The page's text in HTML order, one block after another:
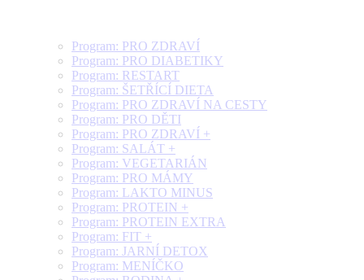
Program: PRO ZDRAVÍ
Program: PRO DIABETIKY
Program: RESTART
Program: ŠETŘÍCÍ DIETA
Program: PRO ZDRAVÍ NA CESTY
Program: PRO DĚTI
Program: PRO ZDRAVÍ +
Program: SALÁT +
Program: VEGETARIÁN
Program: PRO MÁMY
Program: LAKTO MINUS
Program: PROTEIN +
Program: PROTEIN EXTRA
Program: FIT +
Program: JARNÍ DETOX
Program: MENÍČKO